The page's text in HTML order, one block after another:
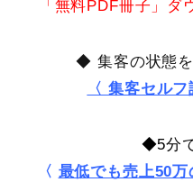
「無料PDF冊子」
◆ 集客の状態
〈 集客セル
◆5分
〈 最低でも売上50